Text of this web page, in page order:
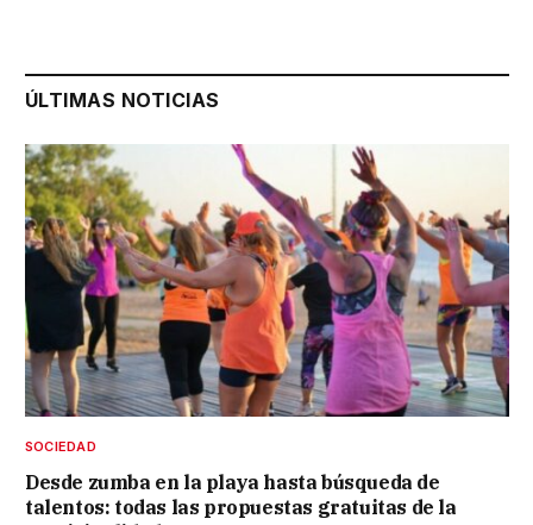
ÚLTIMAS NOTICIAS
SOCIEDAD
Desde zumba en la playa hasta búsqueda de
talentos: todas las propuestas gratuitas de la